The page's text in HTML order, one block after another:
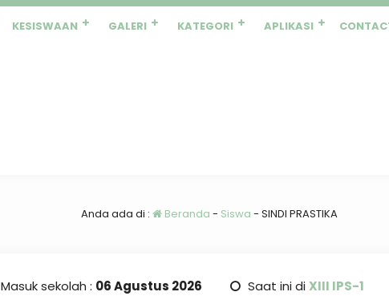
KESISWAAN GALERI KATEGORI APLIKASI
Anda ada di : Beranda - Siswa - SINDI PRASTIKA
Masuk sekolah : 06 Agustus 2026 Saat ini diXIII IPS-1